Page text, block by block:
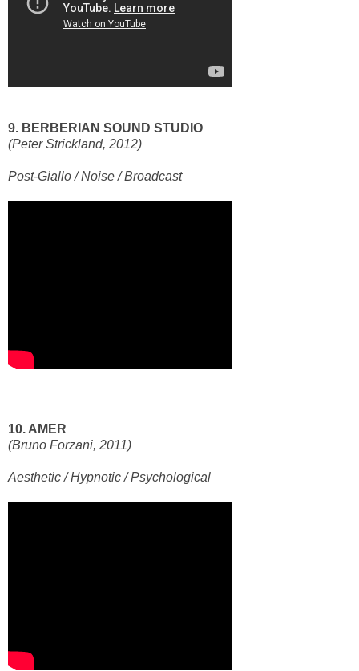
9. BERBERIAN SOUND STUDIO
(Peter Strickland, 2012)
Post-Giallo / Noise / Broadcast
10. AMER
(Bruno Forzani, 2011)
Aesthetic / Hypnotic / Psychological